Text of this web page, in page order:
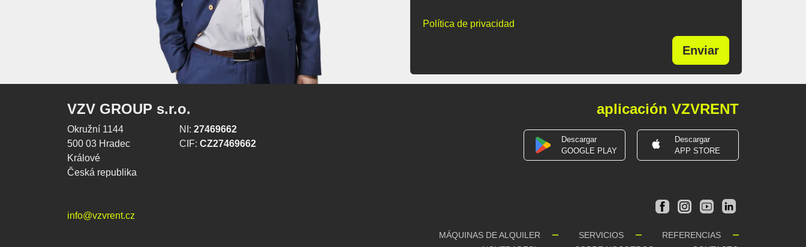
Política de privacidad
Enviar
VZV GROUP s.r.o.
Okružní 1144
500 03 Hradec
Králové
Česká republika
NI:27469662
CIF:CZ27469662
info@vzvrent.cz
aplicación VZVRENT
Descargar
GOOGLE PLAY
Descargar
APP STORE
MÁQUINAS DE ALQUILER SERVICIOS
REFERENCIAS